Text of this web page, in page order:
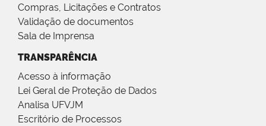
Compras, Licitações e Contratos
Validação de documentos
Sala de Imprensa
TRANSPARÊNCIA
Acesso à informação
Lei Geral de Proteção de Dados
Analisa UFVJM
Escritório de Processos